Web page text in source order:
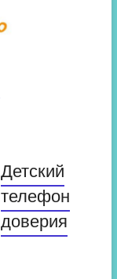
Детский
телефон
доверия